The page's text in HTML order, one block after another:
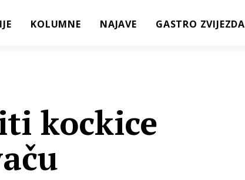
KOLUMNE NAJAVE GASTRO ZVIJEZDA
kockice